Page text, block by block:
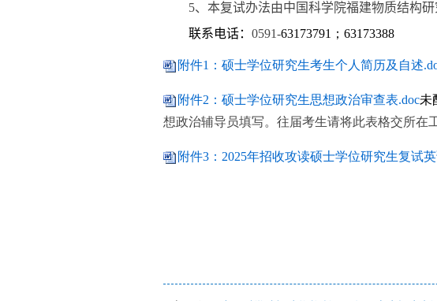
5、本复试办法由中国科学院福建物质结构研
联系电话：0591-63173791；63173388
附件1：硕士学位研究生考生个人简历及自述
附件2：硕士学位研究生思想政治审查表.doc未
想政治辅导员填写。往届考生请将此表格交所在
附件3：2025年招收攻读硕士学位研究生复试